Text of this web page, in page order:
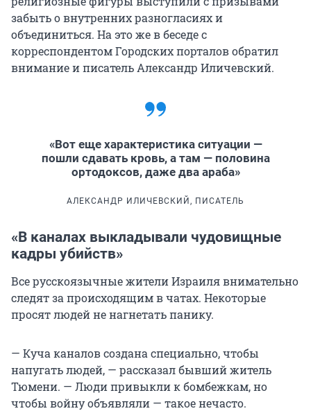
забыть о внутренних разногласиях и
объединиться. На это же в беседе с
корреспондентом Городских порталов обратил
внимание и писатель Александр Иличевский.
«Вот еще характеристика ситуации —
пошли сдавать кровь, а там — половина
ортодоксов, даже два араба»
АЛЕКСАНДР ИЛИЧЕВСКИЙ, ПИСАТЕЛЬ
«В каналах выкладывали чудовищные
кадры убийств»
Все русскоязычные жители Израиля внимательно
следят за происходящим в чатах. Некоторые
просят людей не нагнетать панику.
— Куча каналов создана специально, чтобы
напугать людей, — рассказал бывший житель
Тюмени. — Люди привыкли к бомбежкам, но
чтобы войну объявляли — такое нечасто.